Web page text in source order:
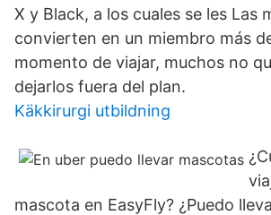
X y Black, a los cuales se les Las
convierten en un miembro más
momento de viajar, muchos no
dejarlos fuera del plan.
Käkkirurgi utbildning
mascota en EasyFly? ¿Puedo